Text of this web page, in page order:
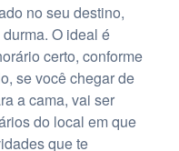
no seu destino,
O ideal é
certo, conforme
se você chegar de
a cama, vai ser
do local em que
que te